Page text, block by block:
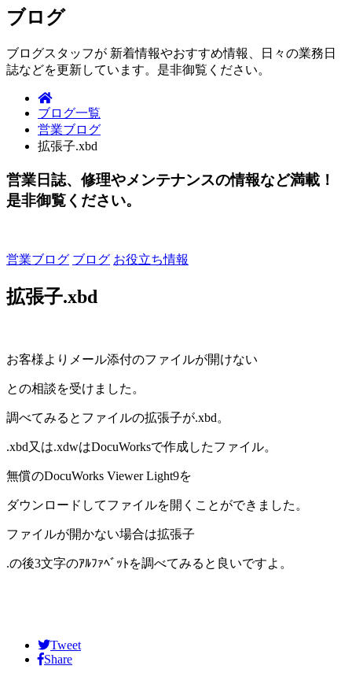
ブログ
ブログスタッフが 新着情報やおすすめ情報、日々の業務日
誌などを更新しています。是非御覧ください。
ブログ一覧
営業ブログ
拡張子.xbd
営業日誌、修理やメンテナンスの情報など満載！
是非御覧ください。
営業ブログ ブログ お役立ち情報
拡張子.xbd
お客様よりメール添付のファイルが開けない
との相談を受けました。
調べてみるとファイルの拡張子が.xbd。
.xbd又は.xdwはDocuWorksで作成したファイル。
無償のDocuWorks Viewer Light9を
ダウンロードしてファイルを開くことができました。
ファイルが開かない場合は拡張子
.の後3文字のｱﾙﾌｧﾍﾞｯﾄを調べてみると良いですよ。
Tweet
Share